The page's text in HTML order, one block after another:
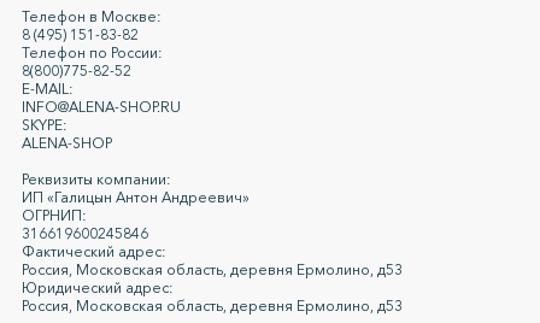
Телефон в Москве:
8 (495) 151-83-82
Телефон по России:
8(800)775-82-52
E-MAIL:
INFO@ALENA-SHOP.RU
SKYPE:
ALENA-SHOP
Реквизиты компании:
ИП «Галицын Антон Андреевич»
ОГРНИП:
316619600245846
Фактический адрес:
Россия, Московская область, деревня Ермолино, д53
Юридический адрес:
Россия, Московская область, деревня Ермолино, д53